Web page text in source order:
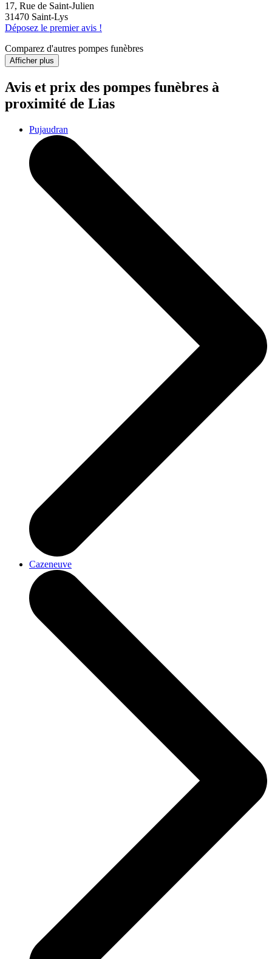
17, Rue de Saint-Julien
31470 Saint-Lys
Déposez le premier avis !
Comparez d'autres pompes funèbres
Afficher plus
Avis et prix des pompes funèbres à
proximité de Lias
Pujaudran
Cazeneuve